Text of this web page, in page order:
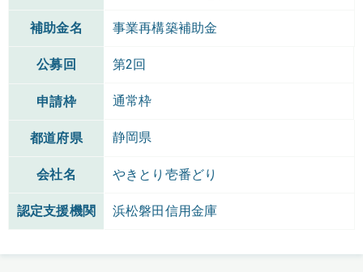
補助金名 事業再構築補助金
公募回 第2回
申請枠 通常枠
都道府県 静岡県
会社名 やきとり壱番どり
認定支援機関 浜松磐田信用金庫